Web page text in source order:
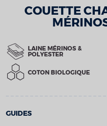
COUETTE
LAINE MÉRINOS &
POLYESTER
COTON BIOLOGIQUE
GUIDES